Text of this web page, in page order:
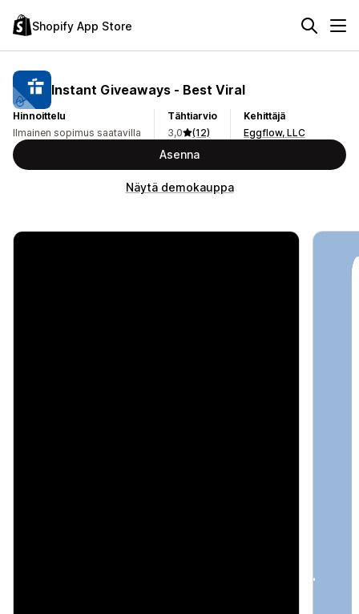
Shopify App Store
Instant Giveaways ‑ Best Viral
Hinnoittelu
Ilmainen sopimus saatavilla
Tähtiarvio
3,0
(12)
Kehittäjä
Eggflow, LLC
Asenna
Näytä demokauppa